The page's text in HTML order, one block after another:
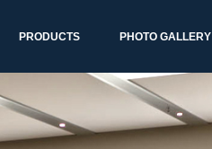
PRODUCTS PHOTO GALLERY